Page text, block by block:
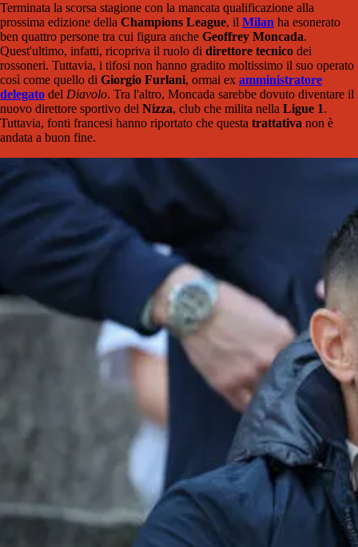
Terminata la scorsa stagione con la mancata qualificazione alla
prossima edizione della Champions League, il Milan ha esonerato
ben quattro persone tra cui figura anche Geoffrey Moncada.
Quest'ultimo, infatti, ricopriva il ruolo di direttore tecnico dei
rossoneri. Tuttavia, i tifosi non hanno gradito moltissimo il suo operato
così come quello di Giorgio Furlani, ormai ex amministratore
delegato del Diavolo. Tra l'altro, Moncada sarebbe dovuto diventare il
nuovo direttore sportivo del Nizza, club che milita nella Ligue 1.
Tuttavia, fonti francesi hanno riportato che questa trattativa non è
andata a buon fine.